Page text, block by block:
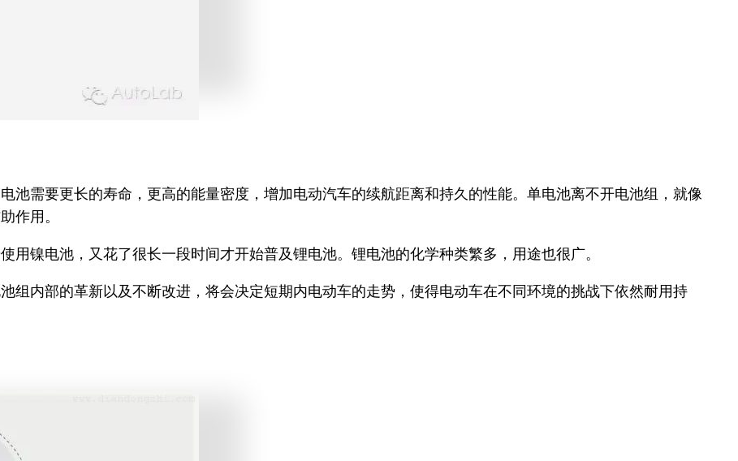
池需要更长的寿命，更高的能量密度，增加电动汽车的续航距离和持久的性能。单电池离不开电池组，就像
作用。
用镍电池，又花了很长一段时间才开始普及锂电池。锂电池的化学种类繁多，用途也很广。
组内部的革新以及不断改进，将会决定短期内电动车的走势，使得电动车在不同环境的挑战下依然耐用持